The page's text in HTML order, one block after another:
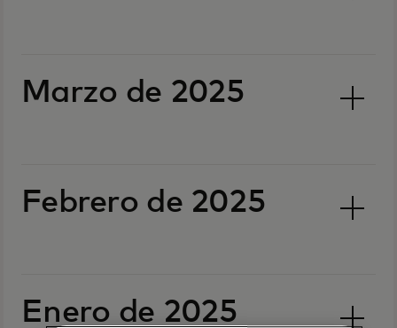
Marzo de 2025
Febrero de 2025
Enero de 2025